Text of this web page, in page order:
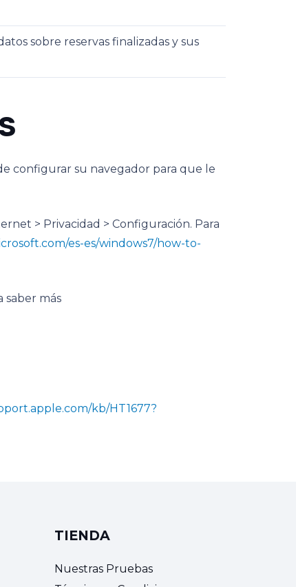
sobre reservas finalizadas y sus
configurar su navegador para que le
> Privacidad > Configuración. Para
es-es/windows7/how-to-
saber más
kb/HT1677?
TIENDA
Nuestras Pruebas